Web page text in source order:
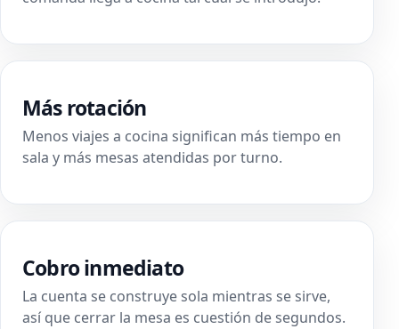
Más rotación
Menos viajes a cocina significan más tiempo en
sala y más mesas atendidas por turno.
Cobro inmediato
La cuenta se construye sola mientras se sirve,
así que cerrar la mesa es cuestión de segundos.